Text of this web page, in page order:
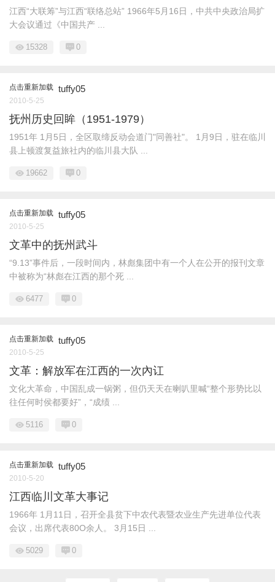
江西“大联筹”与江西“联络总站” 1966年5月16日，中共中央政治局扩
大会议通过《中国共产 ...
15328 0
点击重新加载 tuffy05
2010-5-25
抚州历史回眸（1951-1979）
1951年 1月5日，全区取缔反动会道门"同善社"。 1月9日，驻在临川
县上顿渡复益旅社内的临川县大队 ...
19662 0
点击重新加载 tuffy05
2010-5-25
文革中的抚州武斗
“9.13”事件后，一段时间内，林彪集团中有一个人在公开的报刊文章
中被称为“林彪在江西的那个死 ...
6477 0
点击重新加载 tuffy05
2010-5-25
文革：解放军在江西的一次內讧
文化大革命，中国乱成一锅粥，但仍天天在喇叭里喊“整个形势比以
往任何时侯都要好”，“成绩 ...
5116 0
点击重新加载 tuffy05
2010-5-20
江西临川文革大事记
1966年 1月11日，召开全县贫下中农代表暨农业生产先进单位代表
会议，出席代表80O余人。 3月15日 ...
5029 0